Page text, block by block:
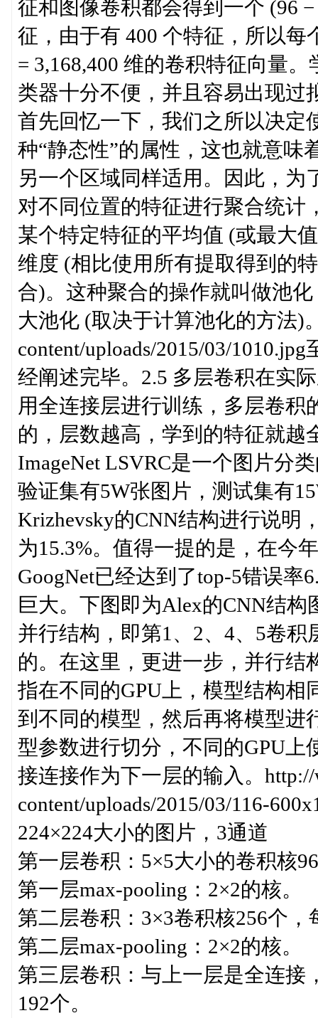
征和图像卷积都会得到一个 (96
征，由于有 400 个特征，所以每
= 3,168,400 维的卷积特征向量
类器十分不便，并且容易出现过
首先回忆一下，我们之所以决定
种“静态性”的属性，这也就意味
另一个区域同样适用。因此，
对不同位置的特征进行聚合统计
某个特定特征的平均值 (或最大
维度 (相比使用所有提取得到的
合)。这种聚合的操作就叫做池
大池化 (取决于计算池化的方法)
content/uploads/2015/03/
经阐述完毕。2.5 多层卷积在实
用全连接层进行训练，多层卷积
的，层数越高，学到的特征就越
ImageNet LSVRC是一个图片分
验证集有5W张图片，测试集有
Krizhevsky的CNN结构进行说明
为15.3%。值得一提的是，在今
GoogNet已经达到了top-5错误率
巨大。下图即为Alex的CNN结
并行结构，即第1、2、4、5卷
的。在这里，更进一步，并行结
指在不同的GPU上，模型结构
到不同的模型，然后再将模型进
型参数进行切分，不同的GPU
接连接作为下一层的输入。http://
content/uploads/2015/03/116-
224×224大小的图片，3通道
第一层卷积：5×5大小的卷积核
第一层max-pooling：2×2的核。
第二层卷积：3×3卷积核256个，
第二层max-pooling：2×2的核。
第三层卷积：与上一层是全连接
192个。